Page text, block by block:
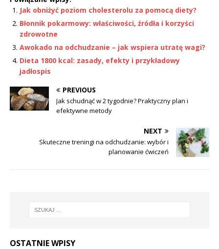
Jak obniżyć poziom cholesterolu za pomocą diety?
Błonnik pokarmowy: właściwości, źródła i korzyści
zdrowotne
Awokado na odchudzanie – jak wspiera utratę wagi?
Dieta 1800 kcal: zasady, efekty i przykładowy
jadłospis
PREVIOUS
Jak schudnąć w 2 tygodnie? Praktyczny plan i
efektywne metody
NEXT
Skuteczne treningi na odchudzanie: wybór i
planowanie ćwiczeń
OSTATNIE WPISY